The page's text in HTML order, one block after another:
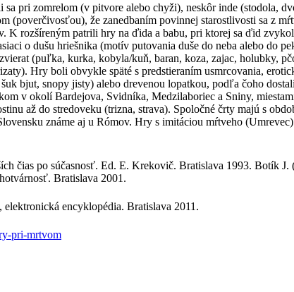
pri zomrelom (v pitvore alebo chyži), neskôr inde (stodola,
(poverčivosťou), že zanedbaním povinnej starostlivosti sa z
K rozšíreným patrili hry na ďida a babu, pri ktorej sa ďid
o dušu hriešnika (motív putovania duše do neba alebo do
(puľka, kurka, kobyla/kuň, baran, koza, zajac, holubky,
Hry boli obvykle späté s predstieraním usmrcovania,
bjut, snopy jisty) alebo drevenou lopatkou, podľa čoho
v okolí Bardejova, Svidníka, Medzilaboriec a Sniny,
až do stredoveku (trizna, strava). Spoločné črty majú s
známe aj u Rómov. Hry s imitáciou mŕtveho
čias po súčasnosť. Ed. E. Krekovič. Bratislava 1993. Botík
Bratislava 2001.
encyklopédia. Bratislava 2011.
pri-mrtvom